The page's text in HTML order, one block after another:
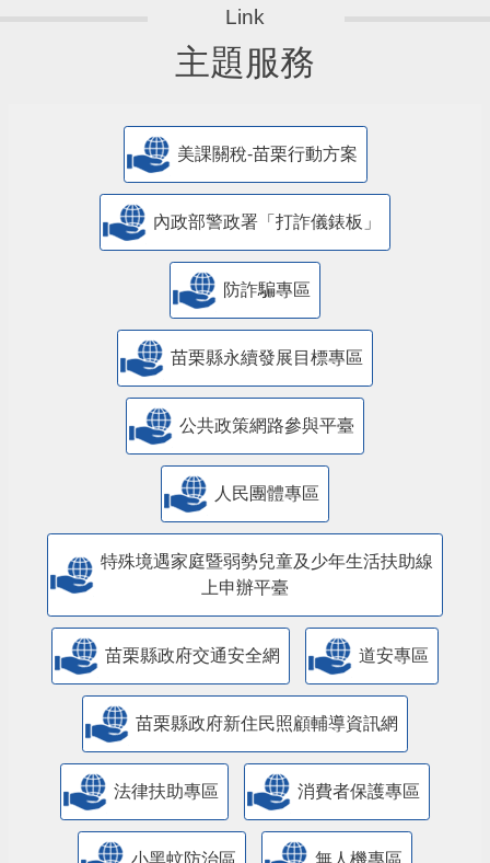
主題服務
美課關稅-苗栗行動方案
內政部警政署「打詐儀錶板」
防詐騙專區
苗栗縣永續發展目標專區
公共政策網路參與平臺
人民團體專區
特殊境遇家庭暨弱勢兒童及少年生活扶助線
上申辦平臺
苗栗縣政府交通安全網 道安專區
苗栗縣政府新住民照顧輔導資訊網
法律扶助專區 消費者保護專區
小黑蚊防治區 無人機專區